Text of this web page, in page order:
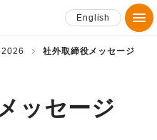
English
2026 社外取締役メッセージ
ッセージ